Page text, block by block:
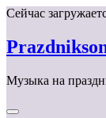
Перейти
содержимому
Сейчас
Музыка на